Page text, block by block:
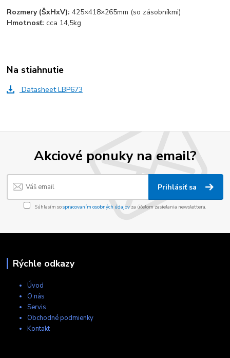
Rozmery (ŠxHxV): 425×418×265mm (so zásobníkmi)
Hmotnosť: cca 14,5kg
Na stiahnutie
Datasheet LBP673
Akciové ponuky na email?
Prihlásiť sa
Súhlasím sospracovaním osobných údajov za účelom zasielania newslettera.
Rýchle odkazy
Úvod
O nás
Servis
Obchodné podmienky
Kontakt